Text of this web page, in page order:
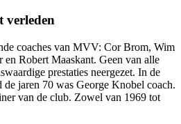
verleden
coaches van MVV: Cor Brom, Wim
Robert Maaskant. Geen van alle
prestaties neergezet. In de
de jaren 70 was George Knobel coach.
van de club. Zowel van 1969 tot